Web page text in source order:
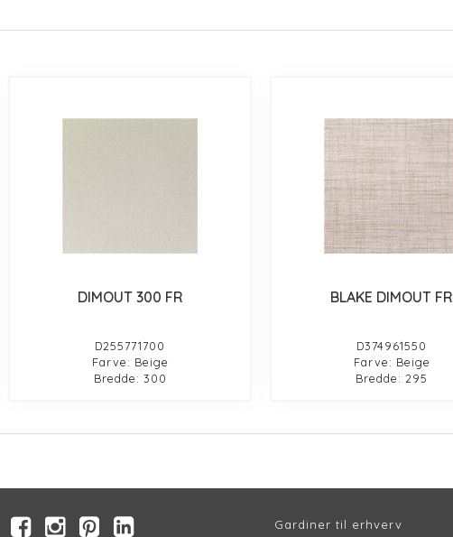
DIMOUT 300 FR
D255771700
Farve: Beige
Bredde: 300
BLAKE DIMOUT FR
D374961550
Farve: Beige
Bredde: 295
Gardiner til erhverv